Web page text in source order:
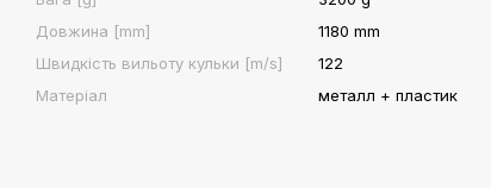
Довжина [mm]
1180 mm
Швидкість вильоту кульки [m/s]
122
Матеріал
металл + пластик